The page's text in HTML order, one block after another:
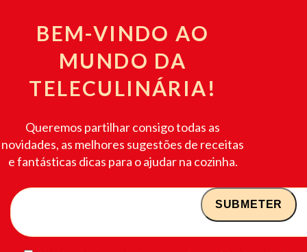
BEM-VINDO AO
MUNDO DA
TELECULINÁRIA!
Queremos partilhar consigo todas as
novidades, as melhores sugestões de receitas
e fantásticas dicas para o ajudar na cozinha.